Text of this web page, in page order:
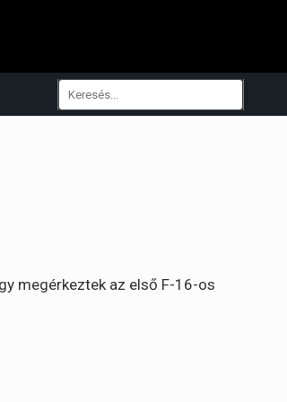
megérkeztek az első F-16-os